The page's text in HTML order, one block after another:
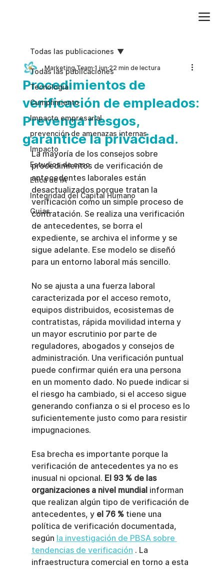
Todas las publicaciones
Tecnologia
Cumplimiento
Impacto empresarial
prevención de amenazas internas
Impacto
Estudios de caso
Etica de IA
Integridad del Capital Humano
Guias
Todas las publicaciones
Procedimientos de
verificación de empleados:
Prevenga riesgos,
garantice la privacidad.
Marketing Team 1 jun 22 min de lectura
La mayoría de los consejos sobre
procedimientos de verificación de
antecedentes laborales están
desactualizados porque tratan la
verificación como un simple proceso de
contratación. Se realiza una verificación
de antecedentes, se borra el
expediente, se archiva el informe y se
sigue adelante. Ese modelo se diseñó
para un entorno laboral más sencillo.
No se ajusta a una fuerza laboral
caracterizada por el acceso remoto,
equipos distribuidos, ecosistemas de
contratistas, rápida movilidad interna y
un mayor escrutinio por parte de
reguladores, abogados y consejos de
administración. Una verificación puntual
puede confirmar quién era una persona
en un momento dado. No puede indicar si
el riesgo ha cambiado, si el acceso sigue
generando confianza o si el proceso es lo
suficientemente justo como para resistir
impugnaciones.
Esa brecha es importante porque la
verificación de antecedentes ya no es
inusual ni opcional. El 93 % de las
organizaciones a nivel mundial informan
que realizan algún tipo de verificación de
antecedentes, y el 76 % tiene una
política de verificación documentada,
según la investigación de PBSA sobre
tendencias de verificación . La
infraestructura comercial en torno a esta